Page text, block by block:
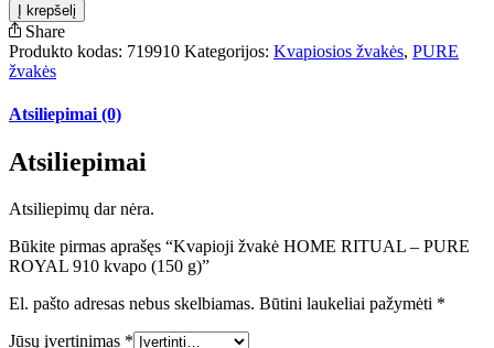
Į krepšelį
Share
Produkto kodas: 719910 Kategorijos: Kvapiosios žvakės, PURE
žvakės
Atsiliepimai (0)
Atsiliepimai
Atsiliepimų dar nėra.
Būkite pirmas aprašęs “Kvapioji žvakė HOME RITUAL – PURE
ROYAL 910 kvapo (150 g)”
El. pašto adresas nebus skelbiamas. Būtini laukeliai pažymėti *
Jūsų įvertinimas *